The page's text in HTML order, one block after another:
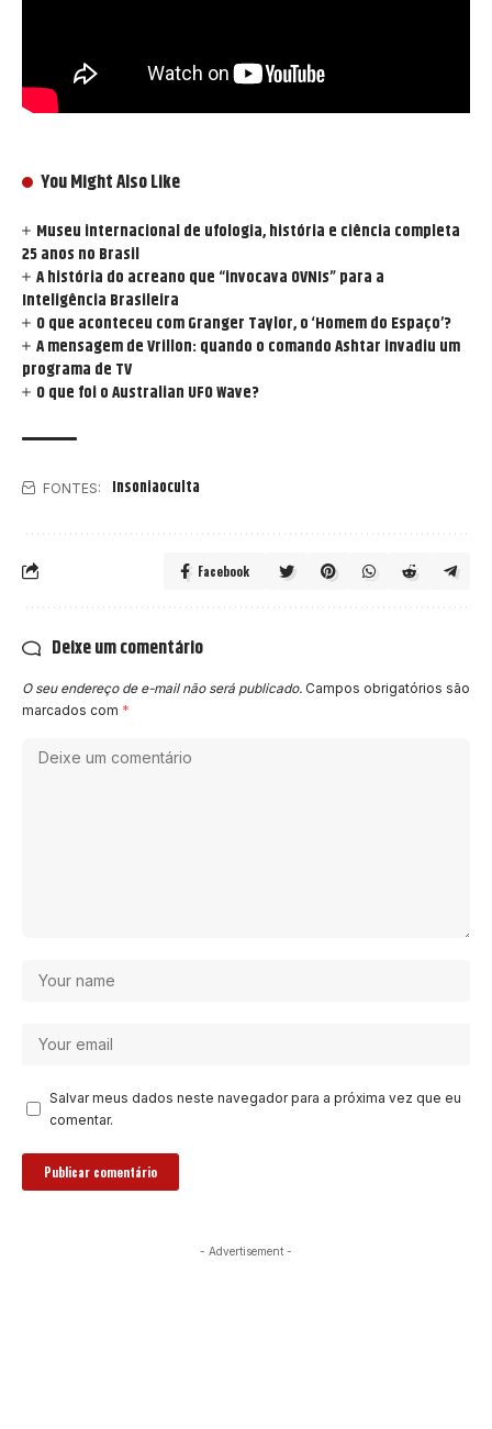
You Might Also Like
Museu internacional de ufologia, história e ciência completa
25 anos no Brasil
A história do acreano que “invocava OVNIs” para a
Inteligência Brasileira
O que aconteceu com Granger Taylor, o ‘Homem do Espaço’?
A mensagem de Vrillon: quando o comando Ashtar invadiu um
programa de TV
O que foi o Australian UFO Wave?
FONTES: Insoniaoculta
Facebook
Deixe um comentário
O seu endereço de e-mail não será publicado. Campos obrigatórios são
marcados com *
Salvar meus dados neste navegador para a próxima vez que eu
comentar.
- Advertisement -